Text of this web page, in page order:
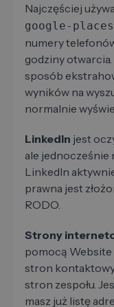
Najczęściej
google-places
numery
godziny
sposób
wyników na
normalnie
LinkedIn jest
ale jednocześnie
LinkedIn
prawna jest
RODO.
Strony
pomocą
stron
stron zespołu.
masz już listę